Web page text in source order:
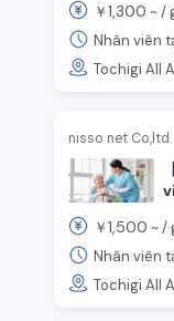
￥1,300 ~ /
Nhân viên
Tochigi All
nisso net Co,ltd.
￥1,500 ~ /
Nhân viên
Tochigi All